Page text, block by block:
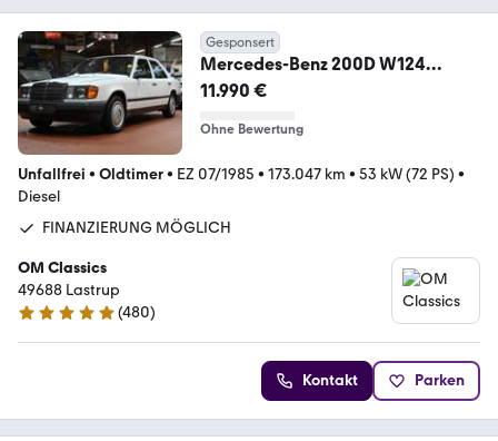
Gesponsert
Mercedes-Benz 200D W124
*OLDTIMER*TOLLER
11.990 €
Ohne Bewertung
Unfallfrei • Oldtimer• EZ 07/1985 • 173.047 km • 53 kW (72 PS) •
Diesel
FINANZIERUNG MÖGLICH
OM Classics
49688 Lastrup
4.8 Sterne
(480)
Kontakt Parken